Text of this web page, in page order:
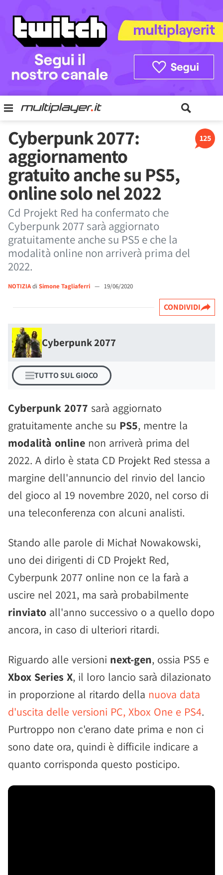
125
Cyberpunk 2077:
aggiornamento
gratuito anche su PS5,
online solo nel 2022
Cd Projekt Red ha confermato che
Cyberpunk 2077 sarà aggiornato
gratuitamente anche su PS5 e che la
modalità online non arriverà prima del
2022.
NOTIZIAdi Simone Tagliaferri — 19/06/2020
CONDIVIDI
Cyberpunk 2077
TUTTO SUL GIOCO
Cyberpunk 2077 sarà aggiornato
gratuitamente anche su PS5, mentre la
modalità online non arriverà prima del
2022. A dirlo è stata CD Projekt Red stessa a
margine dell'annuncio del rinvio del lancio
del gioco al 19 novembre 2020, nel corso di
una teleconferenza con alcuni analisti.
Stando alle parole di Michał Nowakowski,
uno dei dirigenti di CD Projekt Red,
Cyberpunk 2077 online non ce la farà a
uscire nel 2021, ma sarà probabilmente
rinviato all'anno successivo o a quello dopo
ancora, in caso di ulteriori ritardi.
Riguardo alle versioni next-gen, ossia PS5 e
Xbox Series X, il loro lancio sarà dilazionato
in proporzione al ritardo della nuova data
d'uscita delle versioni PC, Xbox One e PS4.
Purtroppo non c'erano date prima e non ci
sono date ora, quindi è difficile indicare a
quanto corrisponda questo posticipo.